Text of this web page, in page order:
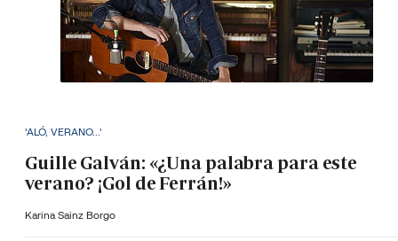
'ALÓ, VERANO...'
Guille Galván: «¿Una palabra para este
verano? ¡Gol de Ferrán!»
Karina Sainz Borgo